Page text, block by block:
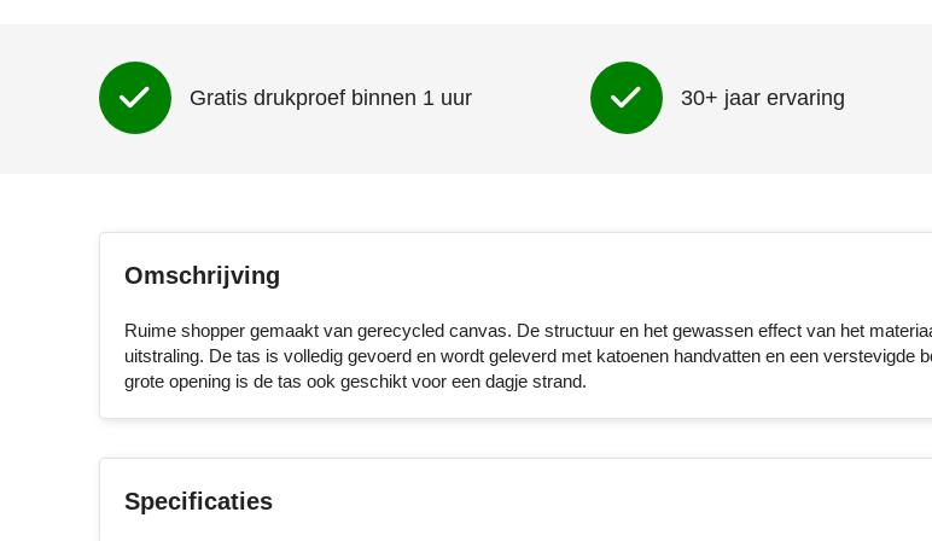
Gratis drukproef binnen 1 uur 30+ jaar ervaring
Omschrijving
Ruime shopper gemaakt van gerecycled canvas. De structuur en het gewassen effect van het
uitstraling. De tas is volledig gevoerd en wordt geleverd met katoenen handvatten en een verstevigde
grote opening is de tas ook geschikt voor een dagje strand.
Specificaties